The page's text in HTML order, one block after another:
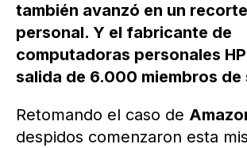
también avanzó en un
personal. Y el fabricante de
computadoras personales
salida de 6.000 miembros de
Retomando el caso de
despidos comenzaron esta